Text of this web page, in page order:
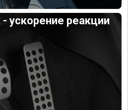
ускорение реакции